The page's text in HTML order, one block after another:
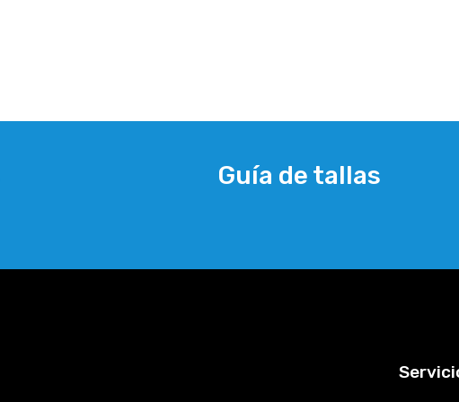
Guía de tallas